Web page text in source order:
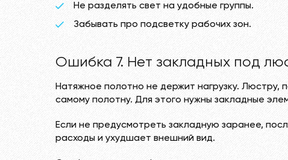
Не разделять свет на удобные группы.
Забывать про подсветку рабочих зон.
Ошибка 7. Нет закладных под
Натяжное полотно не держит нагрузку. Люстру,
самому полотну. Для этого нужны закладные
Если не предусмотреть закладную заранее,
расходы и ухудшает внешний вид.